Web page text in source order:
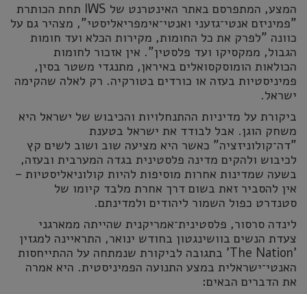
המצע, המתפרסם באתר האינטרנט של IWS תחת הכותרת
"פמיניזם אנטי־גזעני ואנטי־אימפריאליסטי", מצהיר גם על
כוונה "לפרק את כל החומות, מקירות הכלא ועד חומות
הגבול, ממקסיקו ועד פלסטין". אין אזכור לחומות
הכולאות הומוסקסואלים באיראן, מתנגדי משטר בסין,
פמיניסטיות בעזה או כורדים בטורקיה. רק לאלה שהקימה
ישראל.
ביקורת על מדיניות ההתנחלויות והכיבוש של ישראל היא
משחק הוגן. אבל לבודד את ישראל בטענת
"דה־קולוניזציה" כאשר היא מציעה שוב ושוב לשים קץ
לכיבוש ולהקים מדינה פלסטינית בגדה המערבית ובעזה,
בשעה שמדינות אחרות מוסיפות להיות קולוניאליסטיות –
אין להסביר זאת בשום דרך אחרת מלבד קיומו של
סטנדרט כפול השמור ליהודים ולמדינתם.
לינדה סרסור, פלסטינית־אמריקנית שהייתה ממארגני
צעדת הנשים בוושינגטון בחודש ינואר, התראיינה למגזין
'The Nation' בתגובה לביקורת שנמתחה על ההתייחסות
האנטי־ישראלית במצע התנועה הפמיניסטית. היא אמרה
את הדברים הבאים: